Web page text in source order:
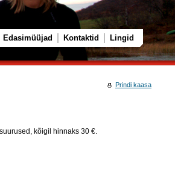
Edasimüüjad Kontaktid Lingid
Prindi kaasa
kõigil hinnaks 30 €.